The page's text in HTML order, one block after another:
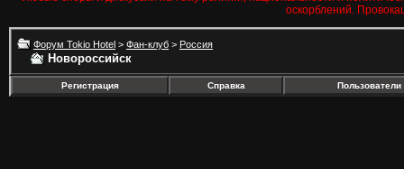
оскорблений.
Форум Tokio Hotel > Фан-клуб > Россия
Новороссийск
Регистрация Справка Пользователи